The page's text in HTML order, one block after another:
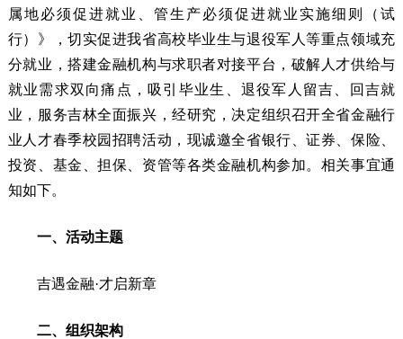
属地必须促进就业、管生产必须促进就业实施细则（试
行）》，切实促进我省高校毕业生与退役军人等重点领域充
分就业，搭建金融机构与求职者对接平台，破解人才供给与
就业需求双向痛点，吸引毕业生、退役军人留吉、回吉就
业，服务吉林全面振兴，经研究，决定组织召开全省金融行
业人才春季校园招聘活动，现诚邀全省银行、证券、保险、
投资、基金、担保、资管等各类金融机构参加。相关事宜通
知如下。
一、活动主题
吉遇金融·才启新章
二、组织架构